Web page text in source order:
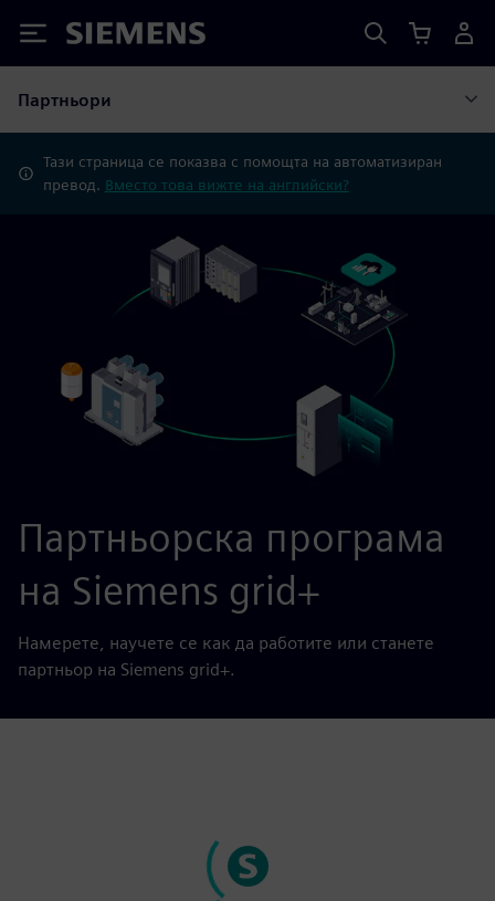
Siemens
Партньори
Тази страница се показва с помощта на автоматизиран
превод. Вместо това вижте на английски?
Партньорска програма
на Siemens grid+
Намерете, научете се как да работите или станете
партньор на Siemens grid+.